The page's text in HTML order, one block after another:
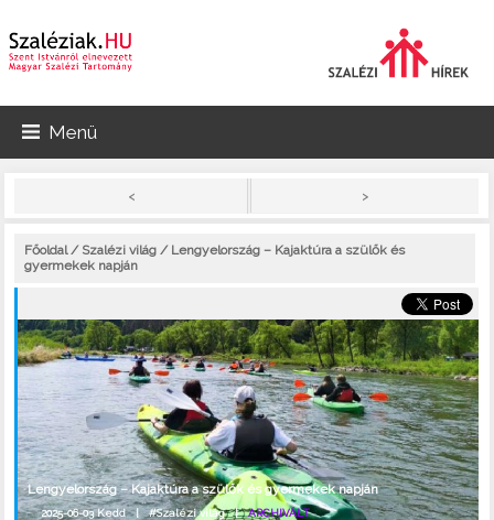
Menü
< >
Főoldal/ Szalézi világ / Lengyelország – Kajaktúra a szülők és
gyermekek napján
Lengyelország – Kajaktúra a szülők és gyermekek napján
2025-06-03 Kedd |#Szalézi világ|ARCHIVÁLT